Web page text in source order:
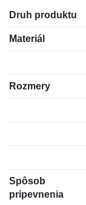
Druh produktu
Materiál
Rozmery
Spôsob
pripevnenia